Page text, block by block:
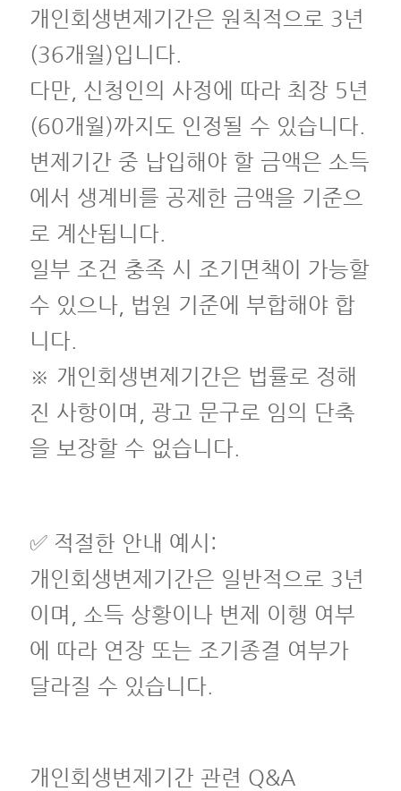
개인회생변제기간은 원칙적으로 3년
(36개월)입니다.
다만, 신청인의 사정에 따라 최장 5년
(60개월)까지도 인정될 수 있습니다.
변제기간 중 납입해야 할 금액은 소득
에서 생계비를 공제한 금액을 기준으
로 계산됩니다.
일부 조건 충족 시 조기면책이 가능할
수 있으나, 법원 기준에 부합해야 합
니다.
※ 개인회생변제기간은 법률로 정해
진 사항이며, 광고 문구로 임의 단축
을 보장할 수 없습니다.
✅ 적절한 안내 예시:
개인회생변제기간은 일반적으로 3년
이며, 소득 상황이나 변제 이행 여부
에 따라 연장 또는 조기종결 여부가
달라질 수 있습니다.
개인회생변제기간 관련 Q&A